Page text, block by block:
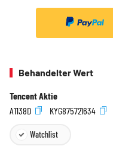
Behandelter Wert
Tencent Aktie
A1138D
KYG875721634
Watchlist